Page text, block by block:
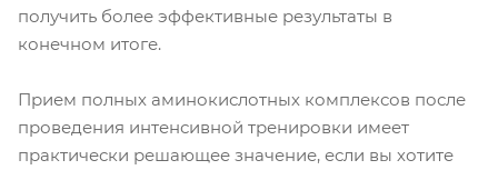
получить более эффективные результаты в
конечном итоге.
Прием полных аминокислотных комплексов после
проведения интенсивной тренировки имеет
практически решающее значение, если вы хотите